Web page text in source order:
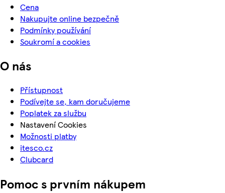
Cena
Nakupujte online bezpečně
Podmínky používání
Soukromí a cookies
O nás
Přístupnost
Podívejte se, kam doručujeme
Poplatek za službu
Nastavení Cookies
Možnosti platby
itesco.cz
Clubcard
Pomoc s prvním nákupem